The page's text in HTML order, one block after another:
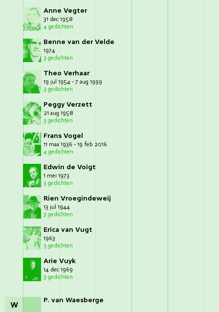
Anne Vegter
31 dec 1958
4 gedichten
Benne van der Velde
1974
3 gedichten
Theo Verhaar
19 jul 1954 - 7 aug 1999
3 gedichten
Peggy Verzett
21 aug 1958
3 gedichten
Frans Vogel
11 maa 1936 - 19 feb 2016
4 gedichten
Edwin de Voigt
1 mei 1973
3 gedichten
Rien Vroegindeweij
13 jul 1944
3 gedichten
Erica van Vugt
1963
3 gedichten
Arie Vuyk
14 dec 1969
3 gedichten
W P. van Waesberge